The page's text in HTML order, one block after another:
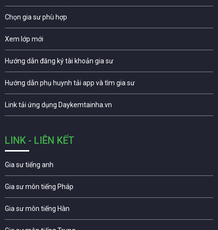
Chọn gia sư phù hợp
Xem lớp mới
Hướng dẫn đăng ký tài khoản gia sư
Hướng dẫn phụ huynh tải app và tìm gia sư
Link tải ứng dụng Daykemtainha.vn
LINK - LIÊN KẾT
Gia sư tiếng anh
Gia sư môn tiếng Pháp
Gia sư môn tiếng Hàn